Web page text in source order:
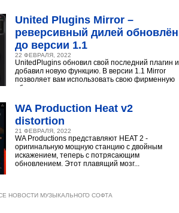
United Plugins Mirror –
реверсивный дилей обновлён
до версии 1.1
22 ФЕВРАЛЯ, 2022
UnitedPlugins обновил свой последний плагин и
добавил новую функцию. В версии 1.1 Mirror
позволяет вам использовать свою фирменную
обратную...
WA Production Heat v2
distortion
21 ФЕВРАЛЯ, 2022
WA Productions представляют HEAT 2 -
оригинальную мощную станцию с двойным
искажением, теперь с потрясающим
обновлением. Этот плавящий мозг...
НОВОСТИ МУЗЫКАЛЬНОГО СОФТА